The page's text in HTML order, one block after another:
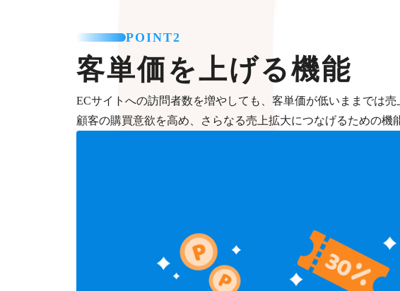
POINT2
客単価を上げる機能
ECサイトへの訪問者数を増やしても、客単価が低いままでは売
顧客の購買意欲を高め、さらなる売上拡大につなげるための機